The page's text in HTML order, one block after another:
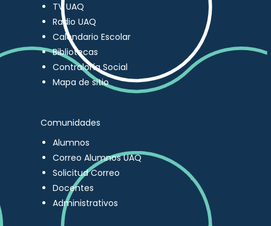
TV UAQ
Radio UAQ
Calendario Escolar
Bibliotecas
Contraloría Social
Mapa de sitio
Comunidades
Alumnos
Correo Alumnos UAQ
Solicitud Correo
Docentes
Administrativos